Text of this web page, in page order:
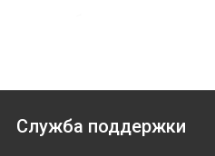
Служба поддержки